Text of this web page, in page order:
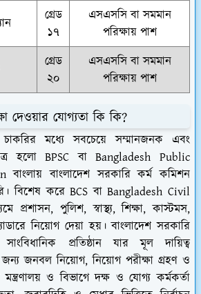
গ্রেড
১৭
এসএসসি বা সমমান
পরিক্ষায় পাশ
গ্রেড
২০
এসএসসি বা সমমান
পরিক্ষায় পাশ
দেওয়ার যোগ্যতা কি কি?
চাকরির মধ্যে সবচেয়ে সম্মানজনক এবং
হলো BPSC বা Bangladesh Public
বাংলায় বাংলাদেশ সরকারি কর্ম কমিশন
বিশেষ করে BCS বা Bangladesh Civil
প্রশাসন, পুলিশ, স্বাস্থ্য, শিক্ষা, কাস্টমস,
নিয়োগ দেয়া হয়। বাংলাদেশ সরকারি
প্রতিষ্ঠান যার মূল দায়িত্ব
জনবল নিয়োগ, নিয়োগ পরীক্ষা গ্রহণ ও
ও বিভাগে দক্ষ ও যোগ্য কর্মকর্তা